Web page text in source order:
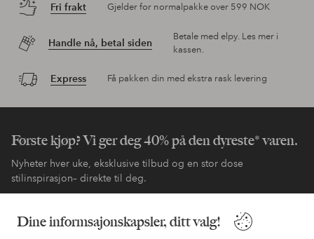
Dine informsajonskapsler, ditt valg!
Fri frakt Gjelder for normalpakke over 599 NOK
Handle nå, betal siden
Betale med elpy. Les mer i
kassen.
Express Få pakken din med ekstra rask levering
Første kjøp? Vi ger deg 40% på den dyreste* varen.
Nyheter hver uke, eksklusive tilbud og en stor dose
stilinspirasjon– direkte til deg.
Bli kunde